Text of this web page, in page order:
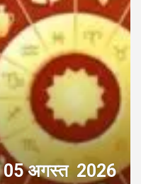
05 अगस्त 2026